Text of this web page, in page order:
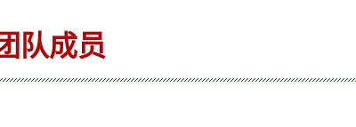
队成员